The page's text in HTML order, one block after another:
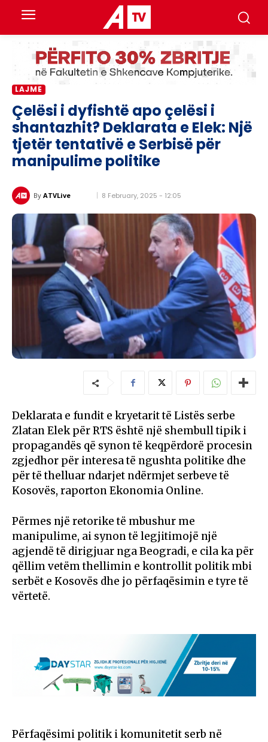
LAJME
Çelësi i dyfishtë apo çelësi i
shantazhit? Deklarata e Elek: Një
tjetër tentativë e Serbisë për
manipulime politike
By ATVLive 8 February, 2025 - 12:05
Deklarata e fundit e kryetarit të Listës serbe
Zlatan Elek për RTS është një shembull tipik i
propagandës që synon të keqpërdorë procesin
zgjedhor për interesa të ngushta politike dhe
për të thelluar ndarjet ndërmjet serbeve të
Kosovës, raporton Ekonomia Online.
Përmes një retorike të mbushur me
manipulime, ai synon të legjitimojë një
agjendë të dirigjuar nga Beogradi, e cila ka për
qëllim vetëm thellimin e kontrollit politik mbi
serbët e Kosovës dhe jo përfaqësimin e tyre të
vërtetë.
Përfaqësimi politik i komunitetit serb në